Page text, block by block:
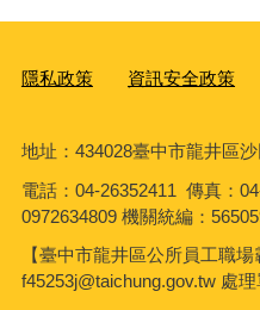
隱私政策 資訊安全政策
地址：434028臺中市龍井區
電話：04-26352411 傳真：
0972634809 機關統編：
【臺中市龍井區公所員工職
f45253j@taichung.gov.tw 處